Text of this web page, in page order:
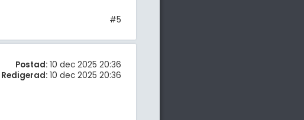
#5
Postad: 10 dec 2025 20:36
Redigerad: 10 dec 2025 20:36